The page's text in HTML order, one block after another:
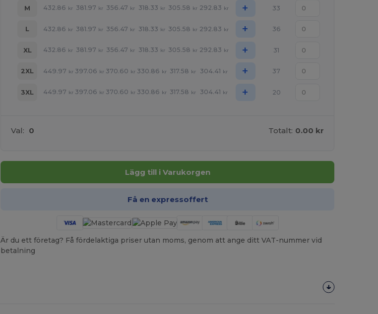
M 432.86 kr 381.97 kr 356.47 kr 318.33 kr 305.58 kr 292.83 kr + 33
L 432.86 kr 381.97 kr 356.47 kr 318.33 kr 305.58 kr 292.83 kr + 36
XL 432.86 kr 381.97 kr 356.47 kr 318.33 kr 305.58 kr 292.83 kr + 31
2XL 449.97 kr 397.06 kr 370.60 kr 330.86 kr 317.58 kr 304.41 kr + 37
3XL 449.97 kr 397.06 kr 370.60 kr 330.86 kr 317.58 kr 304.41 kr + 20
Val: 0 Totalt: 0.00 kr
Lägg till i Varukorgen
Få en expressoffert
Är du ett företag? Få fördelaktiga priser utan moms, genom att ange ditt VAT-nummer vid
betalning